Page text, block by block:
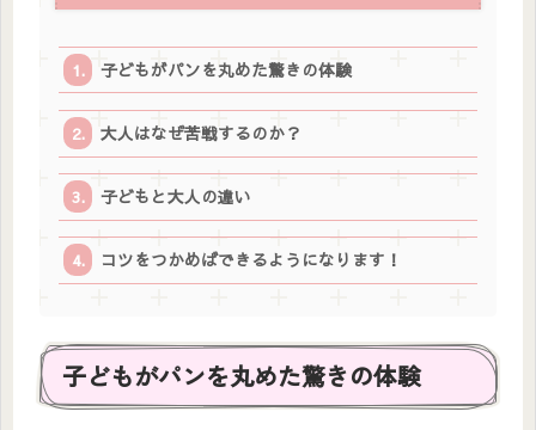
子どもがパンを丸めた驚きの体験
大人はなぜ苦戦するのか？
子どもと大人の違い
コツをつかめばできるようになります！
子どもがパンを丸めた驚きの体験